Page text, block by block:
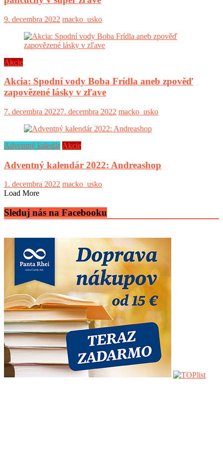
9. decembra 2022 macko_usko
Akcie
Akcia: Spodní vody Boba Frídla aneb zpověď
zapovězené lásky v zľave
7. decembra 20227. decembra 2022 macko_usko
Adventný kaledár Akcie
Adventný kalendár 2022: Andreashop
1. decembra 2022 macko_usko
Load More
Sleduj nás na Facebooku